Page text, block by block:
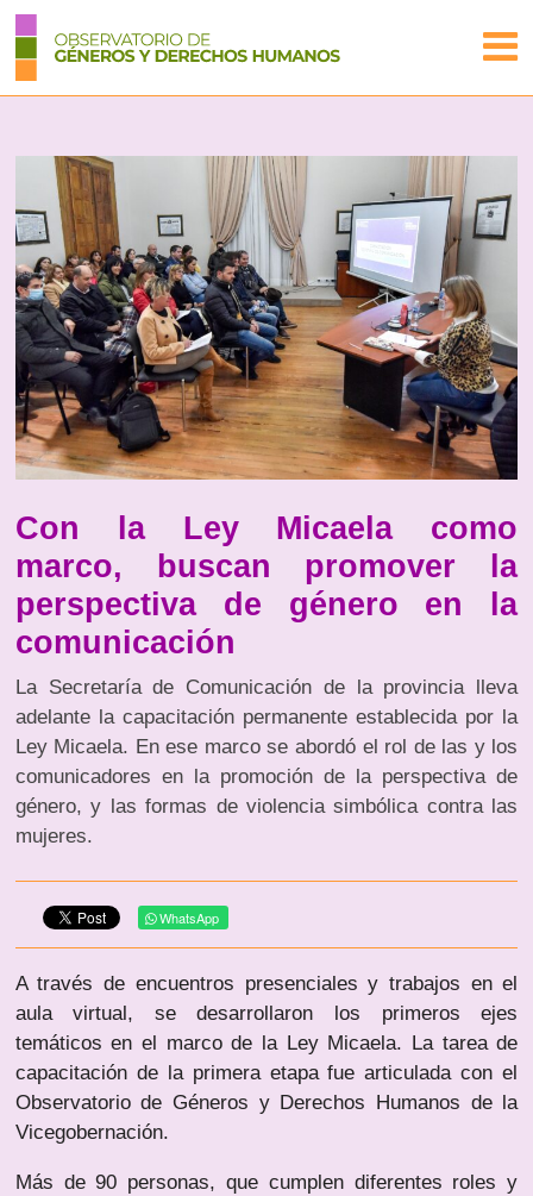
Con la Ley Micaela como
marco, buscan promover la
perspectiva de género en la
comunicación
La Secretaría de Comunicación de la provincia lleva
adelante la capacitación permanente establecida por la
Ley Micaela. En ese marco se abordó el rol de las y los
comunicadores en la promoción de la perspectiva de
género, y las formas de violencia simbólica contra las
mujeres.
WhatsApp
A través de encuentros presenciales y trabajos en el
aula virtual, se desarrollaron los primeros ejes
temáticos en el marco de la Ley Micaela. La tarea de
capacitación de la primera etapa fue articulada con el
Observatorio de Géneros y Derechos Humanos de la
Vicegobernación.
Más de 90 personas, que cumplen diferentes roles y